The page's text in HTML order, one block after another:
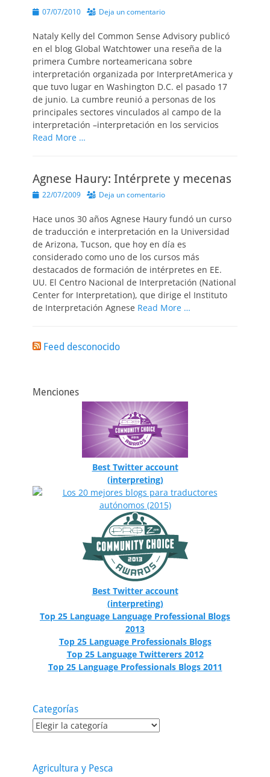
Publicado
07/07/2010 Deja un comentario
Nataly Kelly del Common Sense Advisory publicó
en el blog Global Watchtower una reseña de la
primera Cumbre norteamericana sobre
interpretación organizada por InterpretAmerica y
que tuvo lugar en Washington D.C. el pasado 17
de junio. La cumbre reunió a personas de los
principales sectores vinculados al campo de la
interpretación –interpretación en los servicios
Read More …
Agnese Haury: Intérprete y mecenas
Publicado
22/07/2009 Deja un comentario
Hace unos 30 años Agnese Haury fundó un curso
de traducción e interpretación en la Universidad
de Arizona, Tucson, que hoy en día es
considerado como uno de los cursos más
destacados de formación de intérpretes en EE.
UU. El Centro Nacional de Interpretación (National
Center for Interpretation), que dirige el Instituto
de Interpretación Agnese Read More …
Feed desconocido
Menciones
Best Twitter account
(interpreting)
Best Twitter account
(interpreting)
Top 25 Language Language Professional Blogs
2013
Top 25 Language Professionals Blogs
Top 25 Language Twitterers 2012
Top 25 Language Professionals Blogs 2011
Categorías
Categorías
Agricultura y Pesca